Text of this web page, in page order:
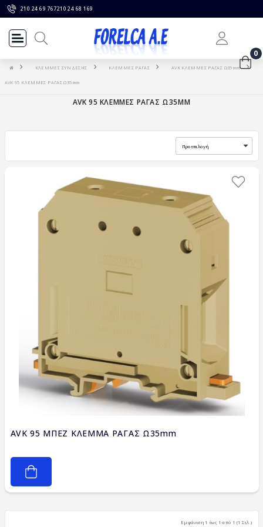
210 24 69 767210 24 68 169
0
ΚΛΕΜΜΕΣ ΣΥΝΔΕΣΗΣ ΚΛΕΜΜΕΣ ΡΑΓΑΣ AVK ΚΛΕΜΜΕΣ ΡΑΓΑΣ Ω35mm
AVK 95 ΚΛΕΜΜΕΣ ΡΑΓΑΣ Ω35mm
AVK 95 ΚΛΕΜΜΕΣ ΡΑΓΑΣ Ω35MM
AVK 95 ΜΠΕΖ ΚΛΕΜΜΑ ΡΑΓΑΣ Ω35mm
Εμφάνιση 1 έως 1 από 1 (1 Σελ.)